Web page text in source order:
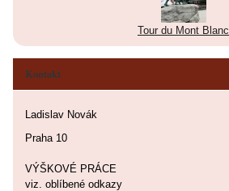
Tour du Mont Blanc
Kontakt
Ladislav Novák
Praha 10
VÝŠKOVÉ PRÁCE
viz. oblíbené odkazy